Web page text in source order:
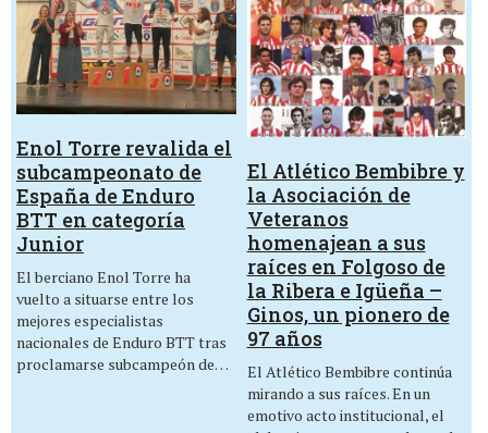
Enol Torre revalida el
subcampeonato de
España de Enduro
BTT en categoría
Junior
El berciano Enol Torre ha
vuelto a situarse entre los
mejores especialistas
nacionales de Enduro BTT tras
proclamarse subcampeón de…
El Atlético Bembibre y
la Asociación de
Veteranos
homenajean a sus
raíces en Folgoso de
la Ribera e Igüeña –
Ginos, un pionero de
97 años
El Atlético Bembibre continúa
mirando a sus raíces. En un
emotivo acto institucional, el